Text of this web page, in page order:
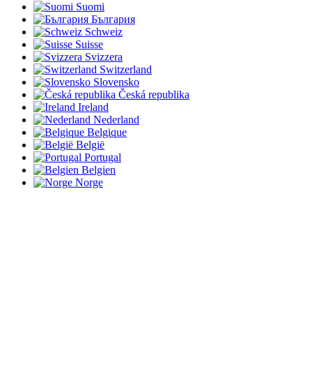
Suomi
България
Schweiz
Suisse
Svizzera
Switzerland
Slovensko
Česká republika
Ireland
Nederland
Belgique
België
Portugal
Belgien
Norge